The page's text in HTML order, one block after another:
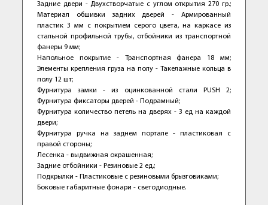
Задние двери - Двухстворчатые с углом открытия 270 гр.;
Материал обшивки задних дверей - Армированный
пластик 3 мм с покрытием серого цвета, на каркасе из
стальной профильной трубы, отбойники из транспортной
фанеры 9 мм;
Напольное покрытие - Транспортная фанера 18 мм;
Элементы крепления груза на полу - Такелажные кольца в
полу 12 шт;
Фурнитура замки - из оцинкованной стали PUSH 2;
Фурнитура фиксаторы дверей - Подрамный;
Фурнитура количество петель на дверях - 3 ед на каждой
двери;
Фурнитура ручка на заднем портале - пластиковая с
правой стороны;
Лесенка - выдвижная окрашенная;
Задние отбойники - Резиновые 2 ед.;
Подкрылки - Пластиковые с резиновыми брызговиками;
Боковые габаритные фонари - светодиодные.